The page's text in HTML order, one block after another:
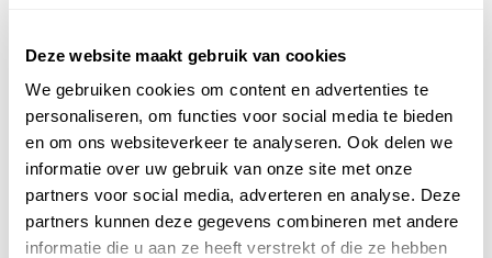
Deze website maakt gebruik van cookies
We gebruiken cookies om content en advertenties te
personaliseren, om functies voor social media te bieden
en om ons websiteverkeer te analyseren. Ook delen we
informatie over uw gebruik van onze site met onze
partners voor social media, adverteren en analyse. Deze
partners kunnen deze gegevens combineren met andere
informatie die u aan ze heeft verstrekt of die ze hebben
volgende keer wanneer ik een reactie plaats.
SKU 6369021148Categorie Storytiles
Deel dit product:
Aanbevolen producten